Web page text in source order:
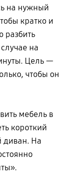
на нужный
кратко и
разбить
на
Цель —
чтобы он
мебель в
короткий
диван. На